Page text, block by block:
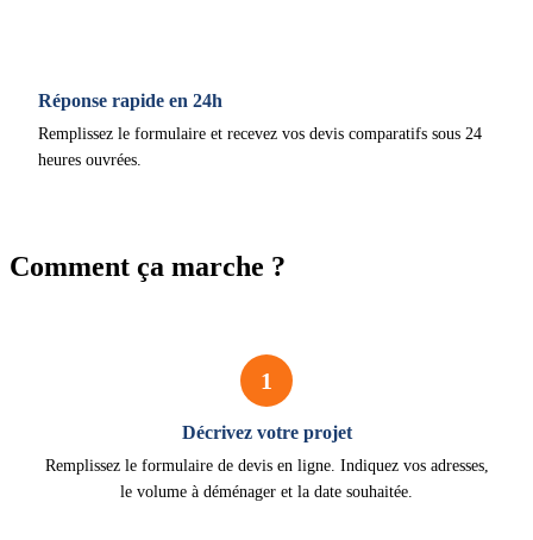
Réponse rapide en 24h
Remplissez le formulaire et recevez vos devis comparatifs sous 24
heures ouvrées.
Comment ça marche ?
1
Décrivez votre projet
Remplissez le formulaire de devis en ligne. Indiquez vos adresses,
le volume à déménager et la date souhaitée.